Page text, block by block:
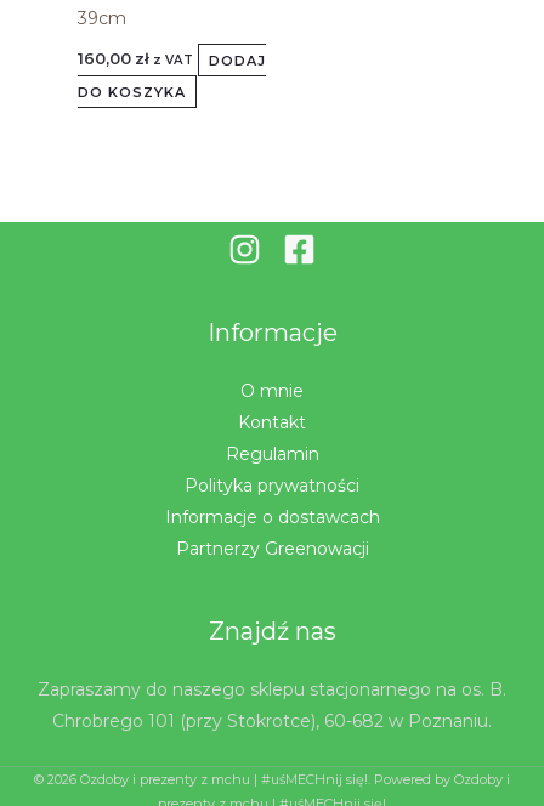
39cm
160,00 zł z VAT
DODAJ
DO KOSZYKA
Informacje
O mnie
Kontakt
Regulamin
Polityka prywatności
Informacje o dostawcach
Partnerzy Greenowacji
Znajdź nas
Zapraszamy do naszego sklepu stacjonarnego na os. B.
Chrobrego 101 (przy Stokrotce), 60-682 w Poznaniu.
© 2026 Ozdoby i prezenty z mchu | #uśMECHnij się!. Powered by Ozdoby i